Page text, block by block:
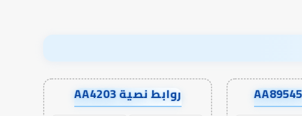
روابط نصية AA4203